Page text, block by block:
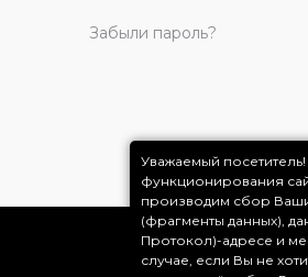
Забыли пароль?
Уважаемый
функционирования
производим сбор
(фрагменты данных),
Протокол)-адресе и
случае, если Вы не